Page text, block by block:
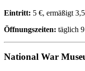
Eintritt: 5 €, ermäßigt
Öffnungszeiten: täglich
National War